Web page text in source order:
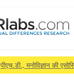
पीएच.डी., मनोविज्ञान की